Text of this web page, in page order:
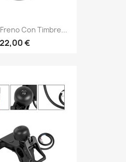
Con Timbre...
22,00 €